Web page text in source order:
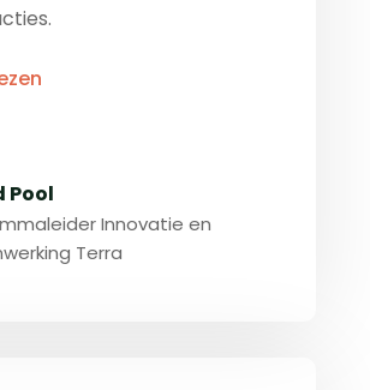
Pool
Innovatie en
Terra